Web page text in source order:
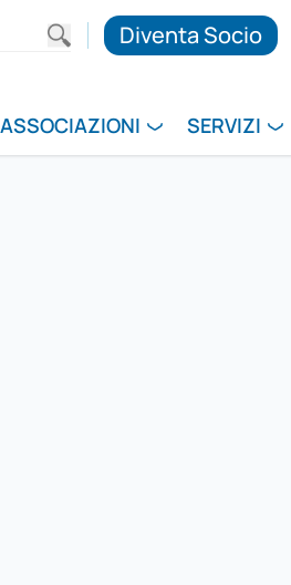
Diventa Socio
ASSOCIAZIONI SERVIZI